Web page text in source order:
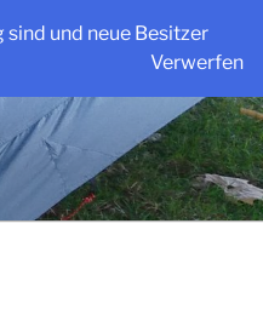
und neue Besitzer
Verwerfen